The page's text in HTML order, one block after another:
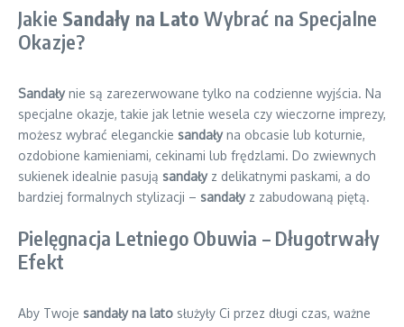
Jakie Sandały na Lato Wybrać na Specjalne
Okazje?
Sandałynie są zarezerwowane tylko na codzienne wyjścia. Na
specjalne okazje, takie jak letnie wesela czy wieczorne imprezy,
możesz wybrać eleganckie sandałyna obcasie lub koturnie,
ozdobione kamieniami, cekinami lub frędzlami. Do zwiewnych
sukienek idealnie pasują sandałyz delikatnymi paskami, a do
bardziej formalnych stylizacji – sandałyz zabudowaną piętą.
Pielęgnacja Letniego Obuwia – Długotrwały
Efekt
Aby Twoje sandały na lato służyły Ci przez długi czas, ważne